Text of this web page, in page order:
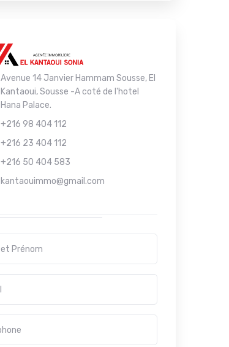
Avenue 14 Janvier Hammam Sousse, El
Kantaoui, Sousse -A coté de l'hotel
Hana Palace.
+216 98 404 112
+216 23 404 112
+216 50 404 583
kantaouimmo@gmail.com